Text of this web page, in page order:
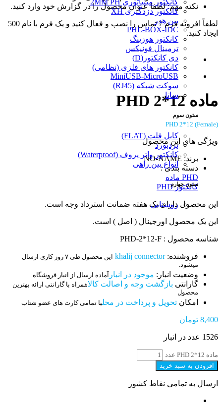
کانکتور دزدگیری XH
پین هدر
PHL-BOX-IDC
کانکتور هوزینگ
ترمینال فونیکس
دی کانکتور(D)
کانکتور های فلزی (نظامی)
MiniUSB-MicroUSB
سوکت شبکه (RJ45)
ساتا
ستون سوم
کابل فلت (FLAT)
بردبورد
کانکتور واتر پروف (Waterproof)
انواع بین راهی
ستون چهارم
روشنایی
نکته مهم: لطفا عنوان محصول را در گزارش خود وارد کنید.
لطفاً افزونه فرم 7 تماس را نصب و فعال کنید و یک فرم با نام 500
ایجاد کنید.
ماده PHD 2*12
PHD 2*12 (Female)
ویژگی های این محصول
برند: NO-NAME
دسته بندی :
PHD ماده
کانکتور PHD
این محصول دارای یک هفته ضمانت استرداد وجه است.
این یک محصول اورجینال ( اصل ) است.
شناسه محصول : PHD-2*12-F
فروشنده:khalij connector این محصول طی ۷ روز کاری ارسال
میشود.
وضعیت انبار: موجود در انبار آماده ارسال از انبار فروشگاه
گارانتی بازگشت وجه و اصالت کالاهمراه با گارانتی ارائه بهترین
محصول
امکان تحویل و پرداخت در محلبا تمامی کارت های عضو شتاب
8,400 تومان
1526 عدد در انبار
ماده PHD 2*12 عدد
افزودن به سبد خرید
ارسال به تمامی نقاط کشور